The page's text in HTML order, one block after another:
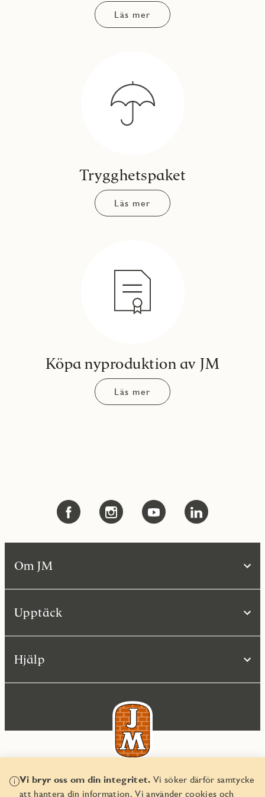
Läs mer
Trygghetspaket
Läs mer
Köpa nyproduktion av JM
Läs mer
Vi bryr oss om din integritet. Vi söker därför samtycke
att hantera din information. Vi använder cookies och
Om JM
Upptäck
Hjälp
© JM AB 2026